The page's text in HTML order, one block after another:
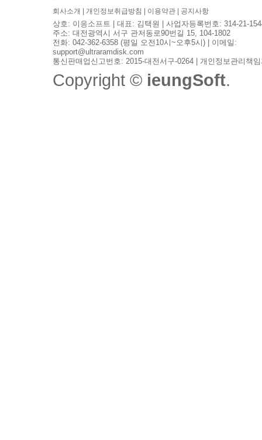
회사소개 개인정보취급방침 이용약관 공지사항
상호: 이응소프트 | 대표: 김택원 | 사업자등록번호: 314-21-
주소: 대전광역시 서구 관저동로90번길 15, 104-1802
전화: 042-362-6358 (평일 오전10시~오후5시) | 이메일:
support@ultraramdisk.com
통신판매업신고번호: 2015-대전서구-0264 | 개인정보관리책
Copyright © ieungSoft.